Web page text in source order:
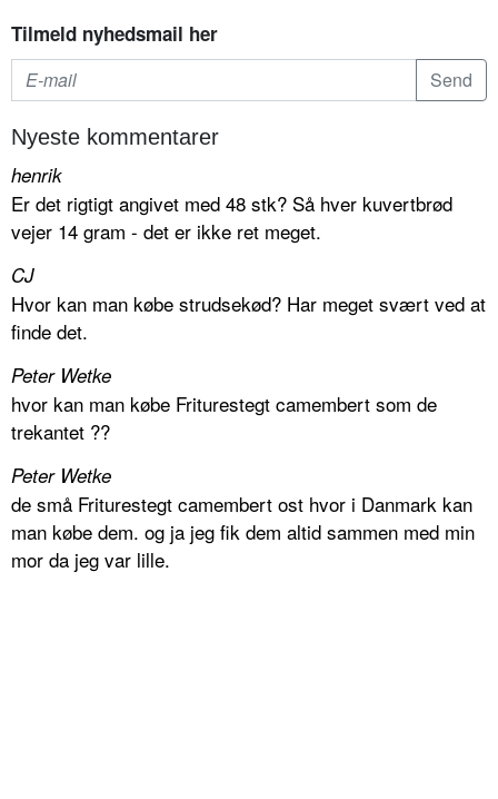
Tilmeld nyhedsmail her
Nyeste kommentarer
henrik
Er det rigtigt angivet med 48 stk? Så hver kuvertbrød
vejer 14 gram - det er ikke ret meget.
CJ
Hvor kan man købe strudsekød? Har meget svært ved at
finde det.
Peter Wetke
hvor kan man købe Friturestegt camembert som de
trekantet ??
Peter Wetke
de små Friturestegt camembert ost hvor i Danmark kan
man købe dem. og ja jeg fik dem altid sammen med min
mor da jeg var lille.